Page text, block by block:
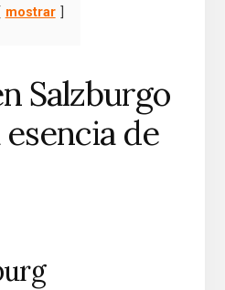
mostrar
Salzburgo
esencia de